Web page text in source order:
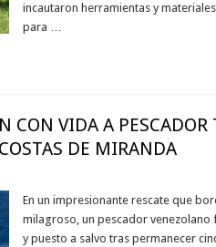
incautaron herramientas y
para …
CON VIDA A PESCADOR
DE MIRANDA
En un impresionante rescate que
milagroso, un pescador venezolano
y puesto a salvo tras permanecer